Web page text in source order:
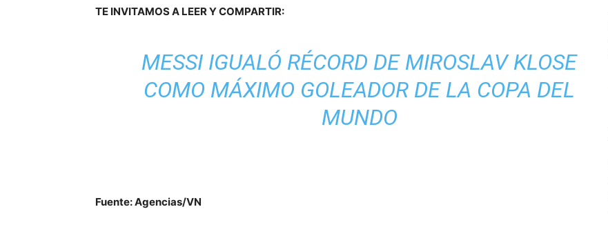
TE INVITAMOS A LEER Y COMPARTIR:
MESSI IGUALÓ RÉCORD DE MIROSLAV KLOSE
COMO MÁXIMO GOLEADOR DE LA COPA DEL
MUNDO
Fuente: Agencias/VN